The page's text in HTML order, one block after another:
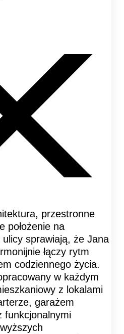
przestronne
położenie na
sprawiają, że Jana
łączy rytm
codziennego życia.
w każdym
z lokalami
garażem
funkcjonalnymi